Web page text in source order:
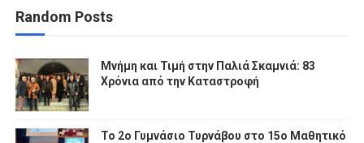
Random Posts
Μνήμη και Τιμή στην Παλιά Σκαμνιά: 83
Χρόνια από την Καταστροφή
To 2ο Γυμνάσιο Τυρνάβου στο 15ο Μαθητικό